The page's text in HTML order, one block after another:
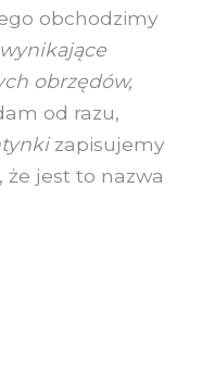
obchodzimy
obrzędów,
od razu,
zapisujemy
że jest to nazwa